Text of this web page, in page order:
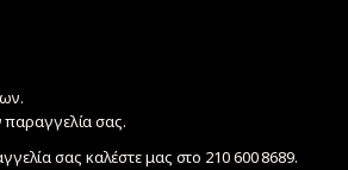
παραγγελία σας.
σας καλέστε μας στο 210 600 8689.